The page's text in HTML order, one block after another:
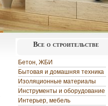
Все о строительстве
Бетон, ЖБИ
Бытовая и домашняя техника
Изоляционные материалы
Инструменты и оборудование
Интерьер, мебель